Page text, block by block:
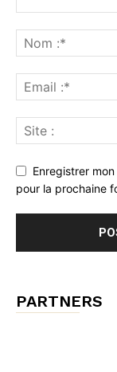
Enregistrer
pour la prochaine
PARTNERS